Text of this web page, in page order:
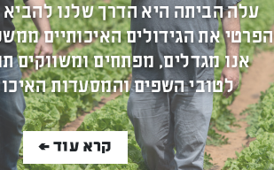
עלה הביתה היא הדרך שלנו
הפרטי את הגידולים האיכותיים
אנו מגדלים, מפתחים ומשווקים
לטובי השפים והמסעדות
קרא עוד >